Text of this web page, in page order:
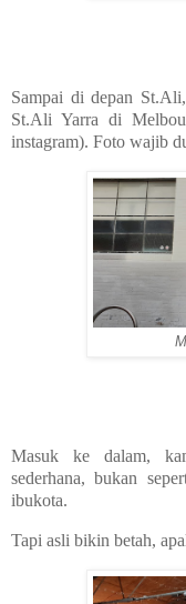
Sampai di depan St.Ali
St.Ali Yarra di
instagram). Foto wajib
Masuk ke dalam,
sederhana, bukan
ibukota.
Tapi asli bikin betah,